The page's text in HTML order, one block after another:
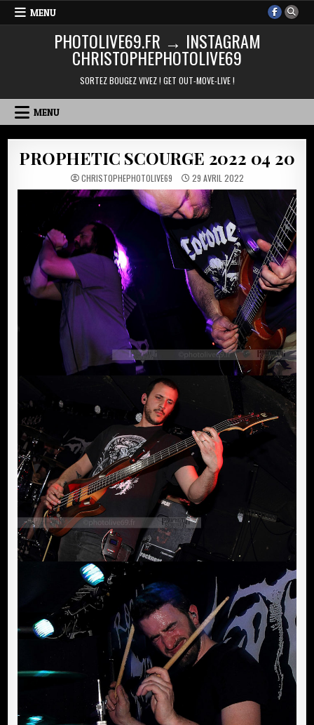
Skip
MENU
PHOTOLIVE69.FR → INSTAGRAM
CHRISTOPHEPHOTOLIVE69
SORTEZ BOUGEZ VIVEZ ! GET OUT-MOVE-LIVE !
MENU
PROPHETIC SCOURGE 2022 04 20
CHRISTOPHEPHOTOLIVE69 29 AVRIL 2022